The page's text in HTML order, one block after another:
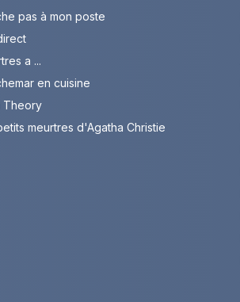
pas à mon poste
a ...
en cuisine
Theory
meurtres d'Agatha Christie